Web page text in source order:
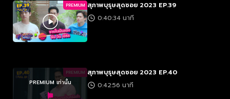
PREMIUM สุภาพบุรุษสุดซอย 2023 EP.39
0:40:34 นาที
PREMIUM
PREMIUM เท่านั้น
สุภาพบุรุษสุดซอย 2023 EP.40
0:42:56 นาที